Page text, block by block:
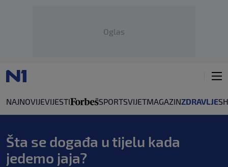
Oglas
NAJNOVIJEVIJESTI SPORTSVIJETMAGAZINZDRAVLJE
Šta se događa u tijelu kada
jedemo jaja?